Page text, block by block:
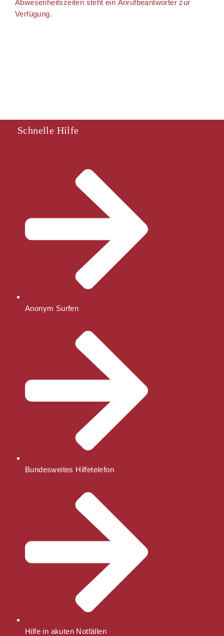
Abwesenheitszeiten steht ein Anrufbeantworter zur
Verfügung.
Schnelle Hilfe
Anonym Surfen
Bundesweites Hilfetelefon
Hilfe in akuten Notfällen